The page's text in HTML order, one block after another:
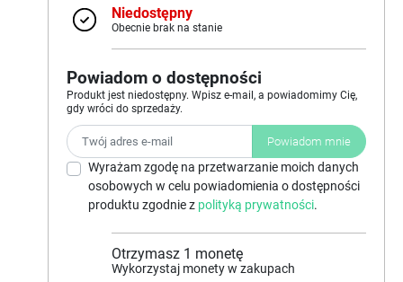
Niedostępny
Obecnie brak na stanie
Powiadom o dostępności
Produkt jest niedostępny. Wpisz e-mail, a powiadomimy Cię,
gdy wróci do sprzedaży.
Powiadom mnie
Wyrażam zgodę na przetwarzanie moich danych
osobowych w celu powiadomienia o dostępności
produktu zgodnie z polityką prywatności.
Otrzymasz 1 monetę
Wykorzystaj monety w zakupach